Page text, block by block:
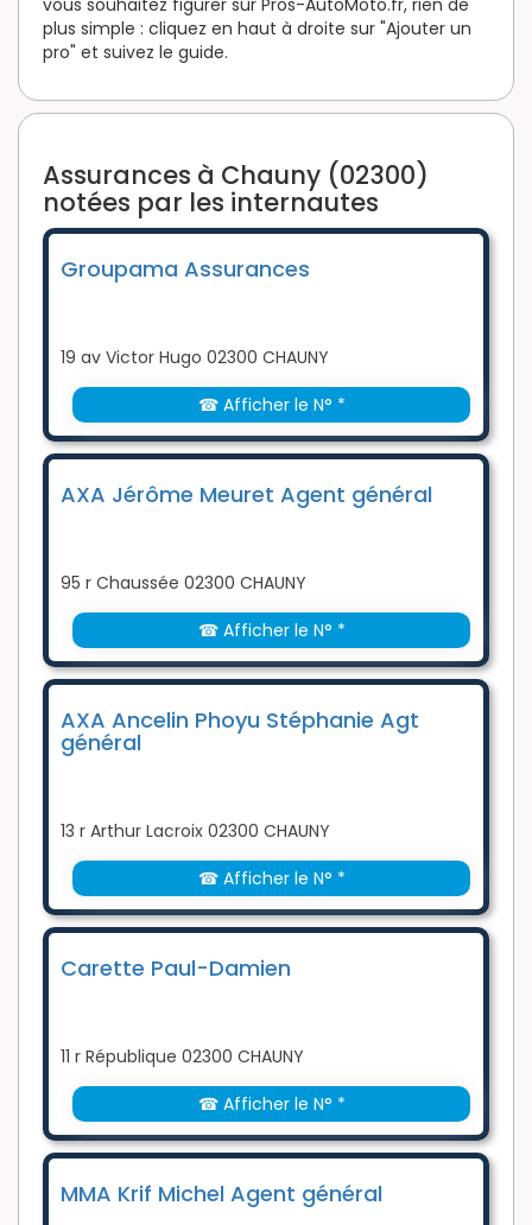
plus simple : cliquez en haut à droite sur "Ajouter un
pro" et suivez le guide.
Assurances à Chauny (02300)
notées par les internautes
Groupama Assurances
19 av Victor Hugo 02300 CHAUNY
☎ Afficher le N° *
AXA Jérôme Meuret Agent général
95 r Chaussée 02300 CHAUNY
☎ Afficher le N° *
AXA Ancelin Phoyu Stéphanie Agt
général
13 r Arthur Lacroix 02300 CHAUNY
☎ Afficher le N° *
Carette Paul-Damien
11 r République 02300 CHAUNY
☎ Afficher le N° *
MMA Krif Michel Agent général